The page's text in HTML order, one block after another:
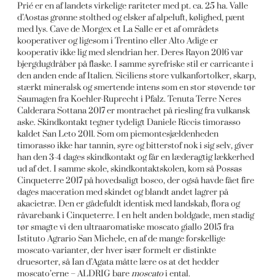
Prié er en af landets virkelige rariteter med pt. ca. 25 ha. Valle
d’Aostas grønne stolthed og elsker af alpeluft, kølighed, pænt
med lys. Cave de Morgex et La Salle er et af områdets
kooperativer og ligesom i Trentino eller Alto Adige er
kooperativ ikke lig med slendrian her. Deres Rayon 2016 var
bjergdugdråber på flaske. I samme syrefriske stil er carricante i
den anden ende af Italien. Siciliens store vulkanfortolker, skarp,
stærkt mineralsk og smertende intens som en stor støvende tør
Saumagen fra Koehler-Ruprecht i Pfalz. Tenuta Terre Neres
Calderara Sottana 2017 er montrachet på riesling fra vulkansk
aske. Skindkontakt tegner tydeligt Daniele Riccis timorasso
kaldet San Leto 2011. Som om piemontesjældenheden
timorasso ikke har tannin, syre og bitterstof nok i sig selv, giver
han den 3-4 dages skindkontakt og får en læderagtig lækkerhed
ud af det. I samme skole, skindkontaktskolen, kom så Possas
Cinqueterre 2017 på hovedsaligt bosco, der også havde fået fire
dages maceration med skindet og blandt andet lagrer på
akacietræ. Den er gådefuldt identisk med landskab, flora og
råvarebank i Cinqueterre. I en helt anden boldgade, men stadig
tør smagte vi den ultraaromatiske moscato giallo 2015 fra
Istituto Agrario San Michele, en af de mange forskellige
moscato-varianter, der hver især formelt er distinkte
druesorter, så Ian d’Agata måtte lære os at det hedder
moscato’erne – ALDRIG baremoscatoi ental.